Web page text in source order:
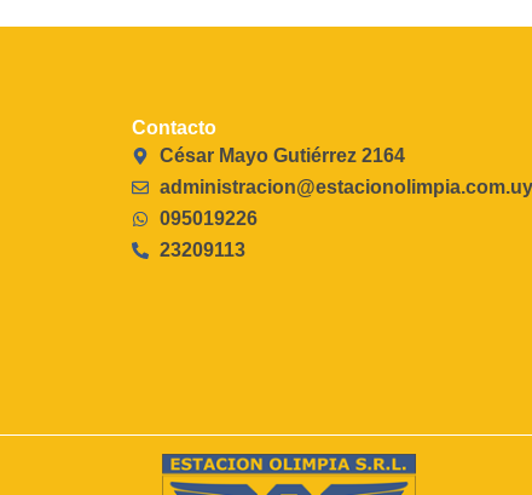
Contacto
César Mayo Gutiérrez 2164
administracion@estacionolimpia.com.uy
095019226
23209113